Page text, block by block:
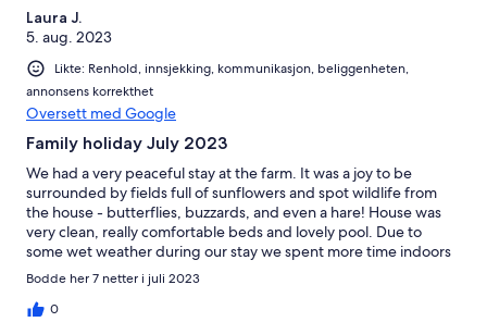
Laura J.
5. aug. 2023
Likte: Renhold, innsjekking, kommunikasjon, beliggenheten,
annonsens korrekthet
Oversett med Google
Family holiday July 2023
We had a very peaceful stay at the farm. It was a joy to be
surrounded by fields full of sunflowers and spot wildlife from
the house - butterflies, buzzards, and even a hare! House was
very clean, really comfortable beds and lovely pool. Due to
some wet weather during our stay we spent more time indoors
than hoped and found it tricky seating 8 of us comfortably in the
living room - maybe an extra sofa could be added to provide
additional seating? Overall a wonderful stay and would
Bodde her 7 netter i juli 2023
0